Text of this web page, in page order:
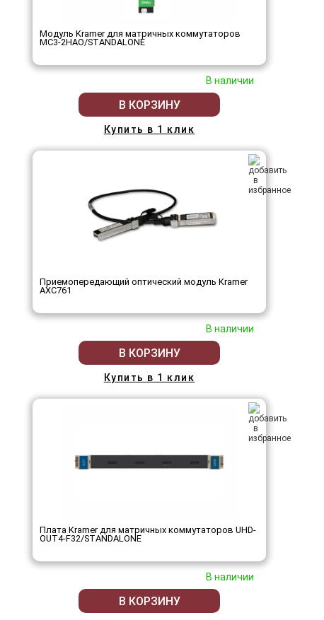
Модуль Kramer для матричных коммутаторов
MC3-2HAO/STANDALONE
В наличии
В КОРЗИНУ
Купить в 1 клик
Приемопередающий оптический модуль Kramer
AXC761
В наличии
В КОРЗИНУ
Купить в 1 клик
Плата Kramer для матричных коммутаторов UHD-
OUT4-F32/STANDALONE
В наличии
В КОРЗИНУ